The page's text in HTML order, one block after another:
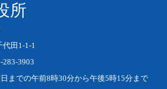
所
田1-1-1
283-3903
までの午前8時30分から午後5時15分まで